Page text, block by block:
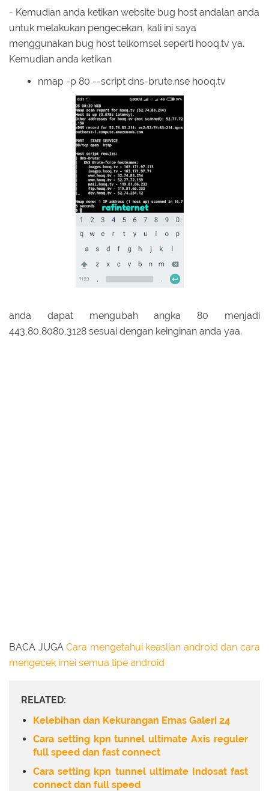
- Kemudian anda ketikan website bug host andalan anda
untuk melakukan pengecekan, kali ini saya
menggunakan bug host telkomsel seperti hooq.tv ya.
Kemudian anda ketikan
nmap -p 80 --script dns-brute.nse hooq.tv
anda dapat mengubah angka 80 menjadi
443,80,8080,3128 sesuai dengan keinginan anda yaa.
BACA JUGACara mengetahui keaslian android dan cara
mengecek imei semua tipe android
RELATED:
Kelebihan dan Kekurangan Emas Galeri 24
Cara setting kpn tunnel ultimate Axis reguler
full speed dan fast connect
Cara setting kpn tunnel ultimate Indosat fast
connect dan full speed